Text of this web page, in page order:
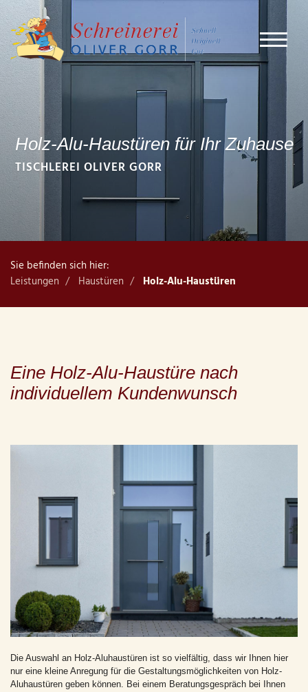
Holz-Alu-Haustüren für Ihr Zuhause
TISCHLEREI OLIVER GORR
Sie befinden sich hier:
Leistungen
Haustüren Holz-Alu-Haustüren
Eine Holz-Alu-Haustüre nach
individuellem Kundenwunsch
Die Auswahl an Holz-Aluhaustüren ist so vielfältig, dass wir Ihnen hier
nur eine kleine Anregung für die Gestaltungsmöglichkeiten von Holz-
Aluhaustüren geben können. Bei einem Beratungsgespräch bei Ihnen